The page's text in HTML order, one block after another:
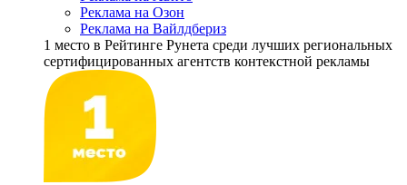
Реклама на Озон
Реклама на Вайлдбериз
1 место в Рейтинге Рунета cреди лучших региональных
сертифицированных агентств контекстной рекламы